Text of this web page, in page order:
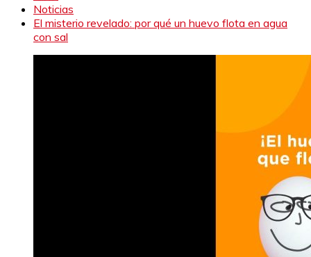
Noticias
El misterio revelado: por qué un huevo flota en agua
con sal